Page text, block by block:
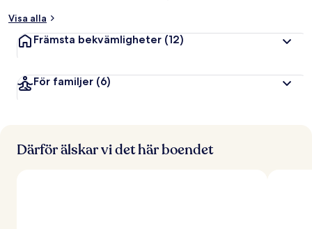
Visa alla
Främsta bekvämligheter (12)
För familjer (6)
Därför älskar vi det här boendet